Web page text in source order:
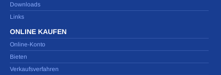
Downloads
Links
ONLINE KAUFEN
Online-Konto
Bieten
Verkaufsverfahren